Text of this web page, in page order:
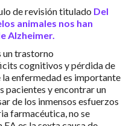
de revisión titulado Del
animales nos han
Alzheimer.
un trastorno
cognitivos y pérdida de
enfermedad es importante
pacientes y encontrar un
de los inmensos esfuerzos
farmacéutica, no se